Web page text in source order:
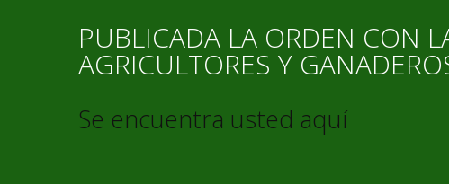
PUBLICADA LA ORDEN CON
AGRICULTORES Y
Se encuentra usted aquí